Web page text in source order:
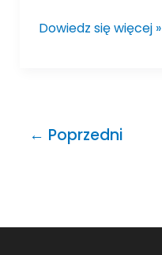
Dowiedz się więcej »
← Poprzedni